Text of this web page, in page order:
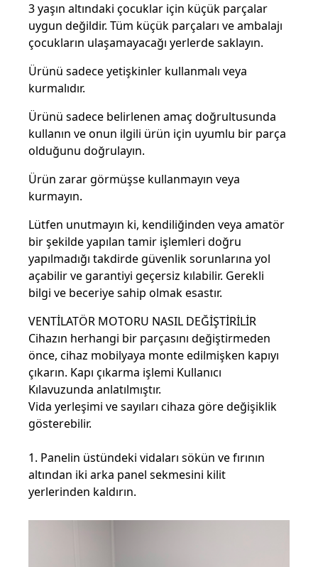
3 yaşın altındaki çocuklar için küçük parçalar
uygun değildir. Tüm küçük parçaları ve ambalajı
çocukların ulaşamayacağı yerlerde saklayın.
Ürünü sadece yetişkinler kullanmalı veya
kurmalıdır.
Ürünü sadece belirlenen amaç doğrultusunda
kullanın ve onun ilgili ürün için uyumlu bir parça
olduğunu doğrulayın.
Ürün zarar görmüşse kullanmayın veya
kurmayın.
Lütfen unutmayın ki, kendiliğinden veya amatör
bir şekilde yapılan tamir işlemleri doğru
yapılmadığı takdirde güvenlik sorunlarına yol
açabilir ve garantiyi geçersiz kılabilir. Gerekli
bilgi ve beceriye sahip olmak esastır.
VENTİLATÖR MOTORU NASIL DEĞİŞTİRİLİR
Cihazın herhangi bir parçasını değiştirmeden
önce, cihaz mobilyaya monte edilmişken kapıyı
çıkarın. Kapı çıkarma işlemi Kullanıcı
Kılavuzunda anlatılmıştır.
Vida yerleşimi ve sayıları cihaza göre değişiklik
gösterebilir.
1. Panelin üstündeki vidaları sökün ve fırının
altından iki arka panel sekmesini kilit
yerlerinden kaldırın.